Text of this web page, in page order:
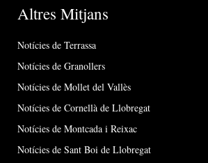
Altres Mitjans
Notícies de Terrassa
Notícies de Granollers
Notícies de Mollet del Vallès
Notícies de Cornellà de Llobregat
Notícies de Montcada i Reixac
Notícies de Sant Boi de Llobregat